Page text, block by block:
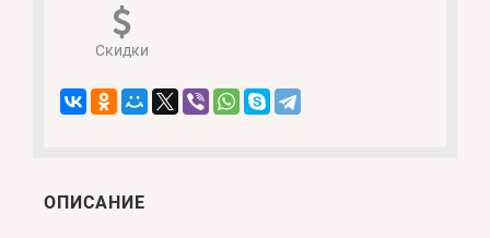
Скидки
ОПИСАНИЕ